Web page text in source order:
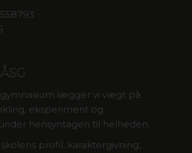
lægger vi vægt på
eksperiment og
hensyntagen til helheden.
profil, karaktergivning,